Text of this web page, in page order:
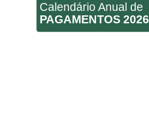
Calendário Anual de
PAGAMENTOS 2026